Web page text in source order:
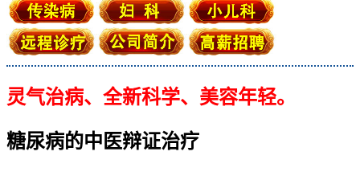
灵气治病、全新科学、美容年轻。
糖尿病的中医辩证治疗